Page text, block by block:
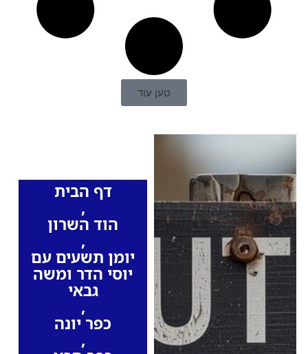
טען עוד
דף הבית
,
הוד השרון
,
יומן תשעים עם
יוסי הדר ומשה
גבאי
,
כפר יונה
,